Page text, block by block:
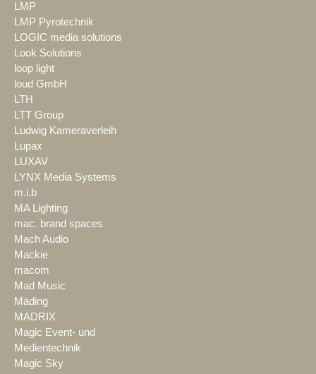
LMP
LMP Pyrotechnik
LOGIC media solutions
Look Solutions
loop light
loud GmbH
LTH
LTT Group
Ludwig Kameraverleih
Lupax
LUXAV
LYNX Media Systems
m.i.b
MA Lighting
mac. brand spaces
Mach Audio
Mackie
macom
Mad Music
Mäding
MADRIX
Magic Event- und
Medientechnik
Magic Sky